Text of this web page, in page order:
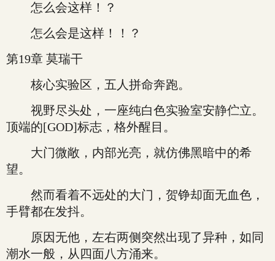
怎么会这样！？
怎么会是这样！！？
第19章 莫瑞干
核心实验区，五人拼命奔跑。
视野尽头处，一座纯白色实验室安静伫立。
顶端的[GOD]标志，格外醒目。
大门微敞，内部光亮，就仿佛黑暗中的希
望。
然而看着不远处的大门，贺铮却面无血色，
手臂都在发抖。
原因无他，左右两侧突然出现了异种，如同
潮水一般，从四面八方涌来。